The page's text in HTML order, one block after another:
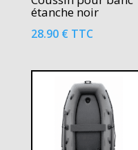
étanche noir
28.90 € TTC